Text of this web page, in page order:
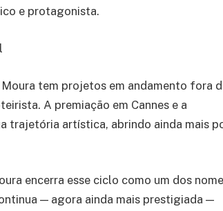
e protagonista.
tem projetos em andamento fora
A premiação em Cannes e a
trajetória artística, abrindo ainda mais
encerra esse ciclo como um dos
— agora ainda mais prestigiada —